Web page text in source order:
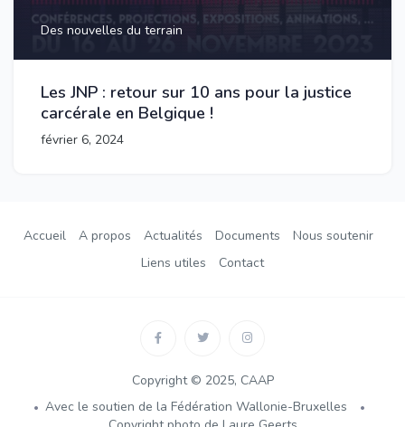
Des nouvelles du terrain
Les JNP : retour sur 10 ans pour la justice
carcérale en Belgique !
février 6, 2024
Accueil A propos Actualités Documents
Nous soutenir
Liens utiles
Contact
Copyright © 2025, CAAP
Avec le soutien de la Fédération Wallonie-Bruxelles